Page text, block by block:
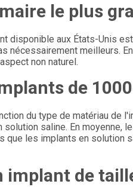
le plus
disponible aux États-Unis
nécessairement meilleurs.
non naturel.
de
du type de matériau de
saline. En moyenne,
que les implants en solution
implant de